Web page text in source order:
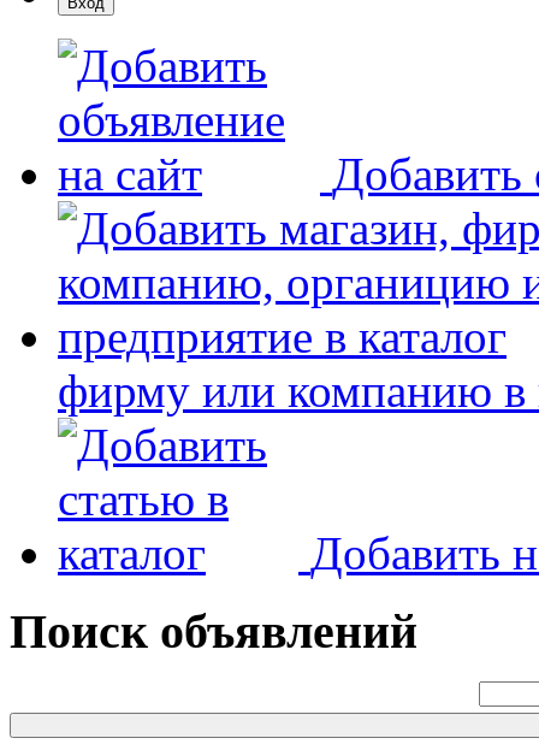
Добавить
фирму или компанию в
Добавить
Поиск объявлений